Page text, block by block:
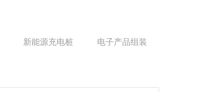
新能源充电桩 电子产品组装